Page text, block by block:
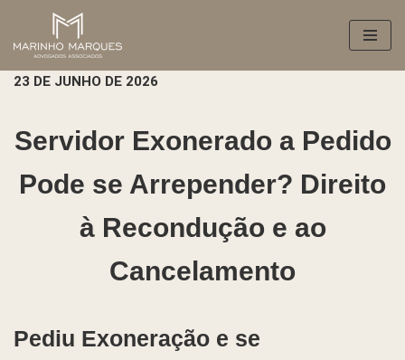
Pular
para
23 DE JUNHO DE 2026
Servidor Exonerado a Pedido
Pode se Arrepender? Direito
à Recondução e ao
Cancelamento
Pediu Exoneração e se